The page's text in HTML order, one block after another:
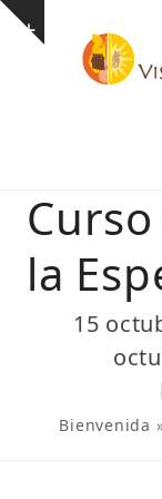
Skip
Show
la
15
Bienvenida